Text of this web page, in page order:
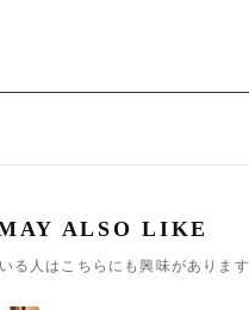
る人はこちらにも興味があります